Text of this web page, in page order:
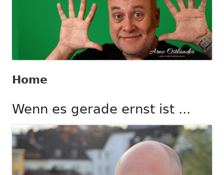
Home
Wenn es gerade ernst ist ...